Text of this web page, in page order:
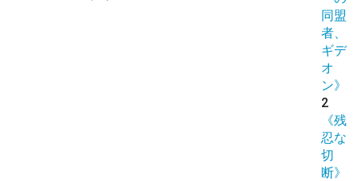
同盟
者、
ギデ
オ
ン》
2
《残
忍な
切
断》